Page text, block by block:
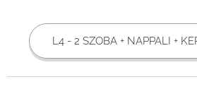
L4 - 2 SZOBA + NAPPALI +